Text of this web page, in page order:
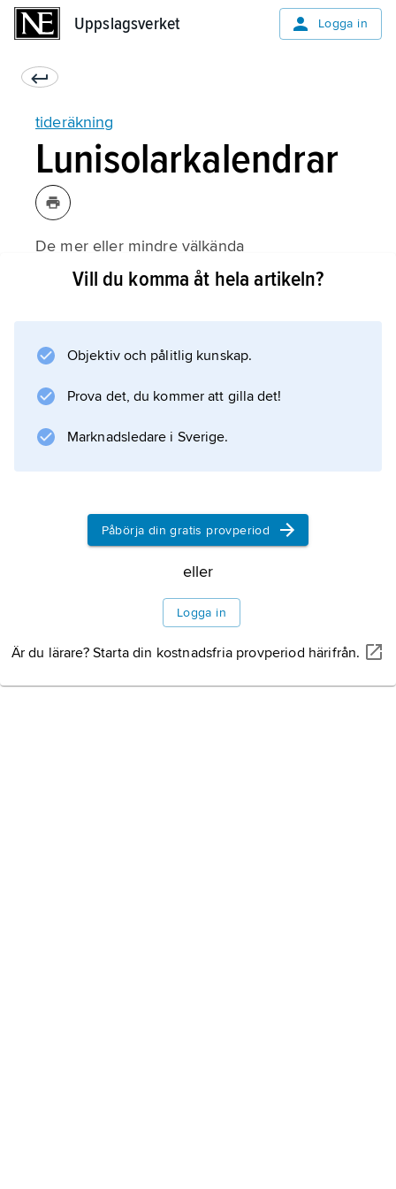
Uppslagsverket Logga in
tideräkning
Lunisolarkalendrar
De mer eller mindre välkända
lunisolarkalendrarna har ganska stora
finner likartade lösningar på dessa. Dessutom
är det uppenbart att ömsesidig påverkan
Vill du komma åt hela artikeln?
Objektiv och pålitlig kunskap.
Prova det, du kommer att gilla det!
Marknadsledare i Sverige.
Påbörja din gratis provperiod
eller
Logga in
Är du lärare? Starta din kostnadsfria provperiod härifrån.